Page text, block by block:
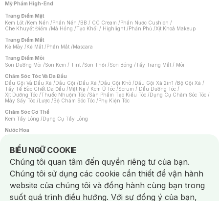
Mỹ Phẩm High-End
Trang Điểm Mặt
Kem Lót /Kem Nền /Phấn Nền /BB / CC Cream /Phấn Nước Cushion /
Che Khuyết Điểm /Má Hồng /Tạo Khối / Highlight /Phấn Phủ /Xịt Khoá Makeup
Trang Điểm Mắt
Kẻ Mày /Kẻ Mắt /Phấn Mắt /Mascara
Trang Điểm Môi
Son Dưỡng Môi /Son Kem / Tint /Son Thỏi /Son Bóng /Tẩy Trang Mắt / Môi
Chăm Sóc Tóc Và Da Đầu
Dầu Gội Và Dầu Xả /Dầu Gội /Dầu Xả /Dầu Gội Khô /Dầu Gội Xả 2in1 /Bộ Gội Xả /
Tẩy Tế Bào Chết Da Đầu /Mặt Nạ / Kem Ủ Tóc /Serum / Dầu Dưỡng Tóc /
Xịt Dưỡng Tóc /Thuốc Nhuộm Tóc /Sản Phẩm Tạo Kiểu Tóc /Dụng Cụ Chăm Sóc Tóc /
Máy Sấy Tóc /Lược /Bộ Chăm Sóc Tóc /Phụ Kiện Tóc
Chăm Sóc Cơ Thể
Kem Tẩy Lông /Dụng Cụ Tẩy Lông
Nước Hoa
Nước Hoa Nữ
Chăm Sóc Cá Nhân
Chống Muỗi /Khẩu Trang /Máy Massage/Mặt Nạ Xông Hơi /Nước Rửa Tay/
Sản Phẩm Chăm Sóc Khác /Bàn Chải Đánh Răng /Bàn Chải Điện/
Hỗ Trợ Trắng Răng/Kem Đánh Răng /Máy Tăm Nước/ Nước Súc Miệng/
Tăm / Chỉ Nha Khoa/ Xịt Thơm Miệng / Dung Dịch Vệ Sinh/Dưỡng Vùng Kín/
Khăn Ướt Vệ Sinh Vùng Kín/Băng Vệ Sinh/Tampon/Bọt Cạo Râu /Dao Cạo Râu/
Máy Cạo Râu
BIỂU NGỮ COOKIE
Notice about cookies usage
Chúng tôi quan tâm đến quyền riêng tư của bạn.
Chúng tôi sử dụng các cookie cần thiết để vận hành
website của chúng tôi và đồng hành cùng bạn trong
suốt quá trình điều hướng. Với sự đồng ý của bạn,